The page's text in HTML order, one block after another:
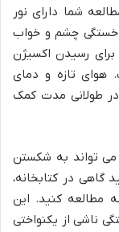
شما دارای نور
خستگی چشم و خواب
رسیدن اکسیژن
تازه و دمای
طولانی مدت کمک
تواند به شکستن
گاهی در کتابخانه،
مطالعه کنید. این
ناشی از یکنواختی